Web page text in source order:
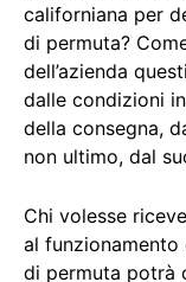
californiana per
di permuta?
dell’azienda
dalle condizioni
della consegna,
non ultimo, dal
Chi volesse
al funzionamento
di permuta potrà